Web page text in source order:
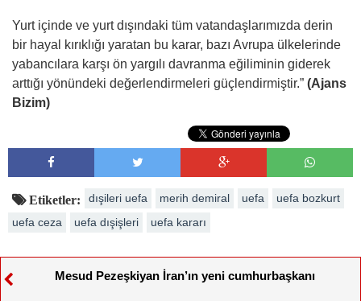
Yurt içinde ve yurt dışındaki tüm vatandaşlarımızda derin
bir hayal kırıklığı yaratan bu karar, bazı Avrupa ülkelerinde
yabancılara karşı ön yargılı davranma eğiliminin giderek
arttığı yönündeki değerlendirmeleri güçlendirmiştir.” (Ajans
Bizim)
Etiketler: dışileri uefa merih demiral uefa
uefa bozkurt
uefa ceza
uefa dışişleri uefa kararı
Mesud Pezeşkiyan İran’ın yeni cumhurbaşkanı